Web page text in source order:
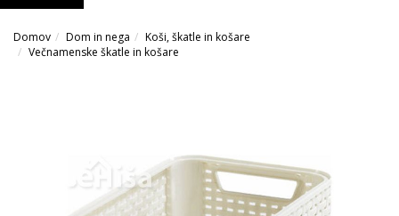
Domov Dom in nega
Koši, škatle in košare
Večnamenske škatle in košare